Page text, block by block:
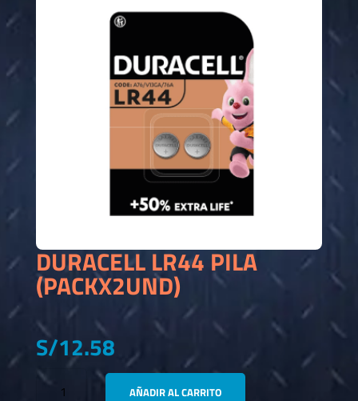
DURACELL LR44 PILA
(PACKX2UND)
S/12.58
DURACELL
AÑADIR AL CARRITO